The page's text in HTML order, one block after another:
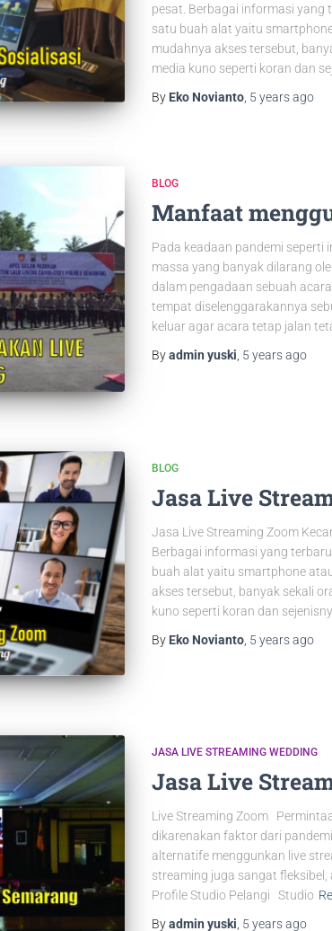
pesat. Berbagai informasi yang
satu buah alat yaitu
mudahnya akses tersebut,
media kuno seperti koran dan
By Eko Novianto, 5 yearsago
BLOG
Manfaat
Pada keadaan pandemi seperti
massa yang banyak dilarang
dalam pengadaan sebuah
tempat diselenggarakannya
keluar agar acara tetap jalan
Byadmin yuski 5 yearsago
BLOG
Jasa Live
Jasa Live Streaming Zoom
Berbagai informasi yang
buah alat yaitu smartphone
akses tersebut, banyak sekali
kuno seperti koran dan
By Eko Novianto, 5 yearsago
JASA LIVE STREAMING WEDDING
Jasa Live
Live Streaming Zoom
dikarenakan faktor dari
alternatife menggunkan live
streaming juga sangat
Profile Studio Pelangi Studio
Byadmin yuski, 5 yearsago